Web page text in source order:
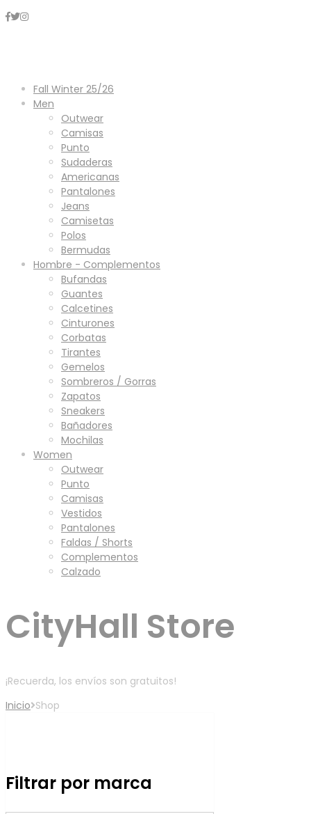
Fall Winter 25/26
Men
Outwear
Camisas
Punto
Sudaderas
Americanas
Pantalones
Jeans
Camisetas
Polos
Bermudas
Hombre - Complementos
Bufandas
Guantes
Calcetines
Cinturones
Corbatas
Tirantes
Gemelos
Sombreros / Gorras
Zapatos
Sneakers
Bañadores
Mochilas
Women
Outwear
Punto
Camisas
Vestidos
Pantalones
Faldas / Shorts
Complementos
Calzado
CityHall Store
¡Recuerda, los envíos son gratuitos!
Inicio Shop
Filtrar por marca